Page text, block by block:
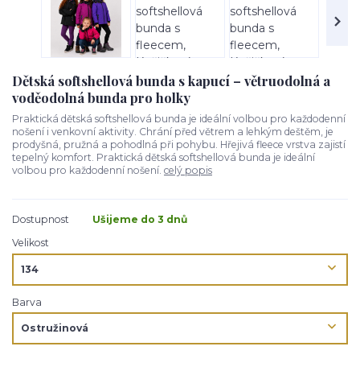
Dětská softshellová bunda s kapucí – větruodolná a
voděodolná bunda pro holky
Praktická dětská softshellová bunda je ideální volbou pro každodenní
nošení i venkovní aktivity. Chrání před větrem a lehkým deštěm, je
prodyšná, pružná a pohodlná při pohybu. Hřejivá fleece vrstva zajistí
tepelný komfort. Praktická dětská softshellová bunda je ideální
volbou pro každodenní nošení. celý popis
Dostupnost
Ušijeme do 3 dnů
Velikost
Barva